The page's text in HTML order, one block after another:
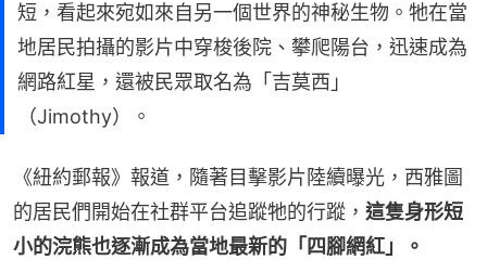
短，看起來宛如來自另一個世界的神秘生物。牠在當
地居民拍攝的影片中穿梭後院、攀爬陽台，迅速成為
網路紅星，還被民眾取名為「吉莫西」
（Jimothy）。
《紐約郵報》報道，隨著目擊影片陸續曝光，西雅圖
的居民們開始在社群平台追蹤牠的行蹤， 這隻身形短
小的浣熊也逐漸成為當地最新的「四腳網紅」。